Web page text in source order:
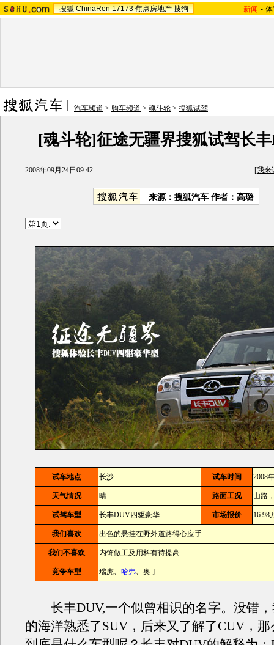
搜狐 ChinaRen 17173 焦点房地产 搜狗 新闻 -
汽车频道 > 购车频道 > 魂斗轮 > 搜狐试驾
[魂斗轮]征途无疆界搜狐试驾长
2008年09月24日09:42 [我来
来源：搜狐汽车 作者：高璐
试车地点 长沙 试车时间 2008
天气情况 晴 路面工况 山路
试驾车型 长丰DUV四驱豪华 市场报价 16.98
我们喜欢 出色的悬挂在野外道路得心应手
我们不喜欢 内饰做工及用料有待提高
竞争车型 瑞虎、 哈弗、奥丁
长丰DUV,一个似曾相识的名字。没错，
的海洋熟悉了SUV，后来又了解了CUV，